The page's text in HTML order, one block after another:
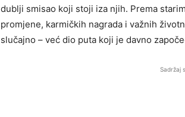
dublji smisao koji stoji iza njih. Prema
promjene, karmičkih nagrada i važnih
slučajno – već dio puta koji je davno
Sadržaj